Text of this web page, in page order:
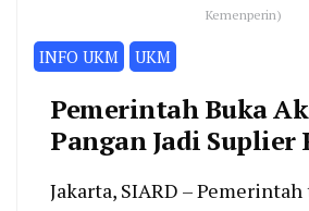
Kemenperin)
INFO UKM UKM
Pemerintah Buka
Pangan Jadi Suplier
Jakarta, SIARD – Pemerintah